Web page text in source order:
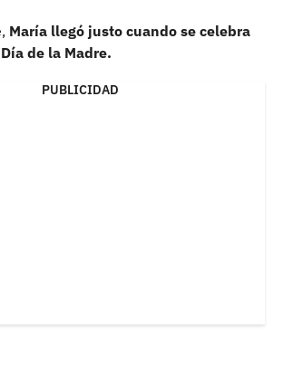
María llegó justo cuando se celebra
de la Madre.
PUBLICIDAD